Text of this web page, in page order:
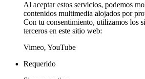
Al aceptar estos servicios, podemos
contenidos multimedia alojados por
Con tu consentimiento, utilizamos los
terceros en este sitio web:
Vimeo, YouTube
Requerido